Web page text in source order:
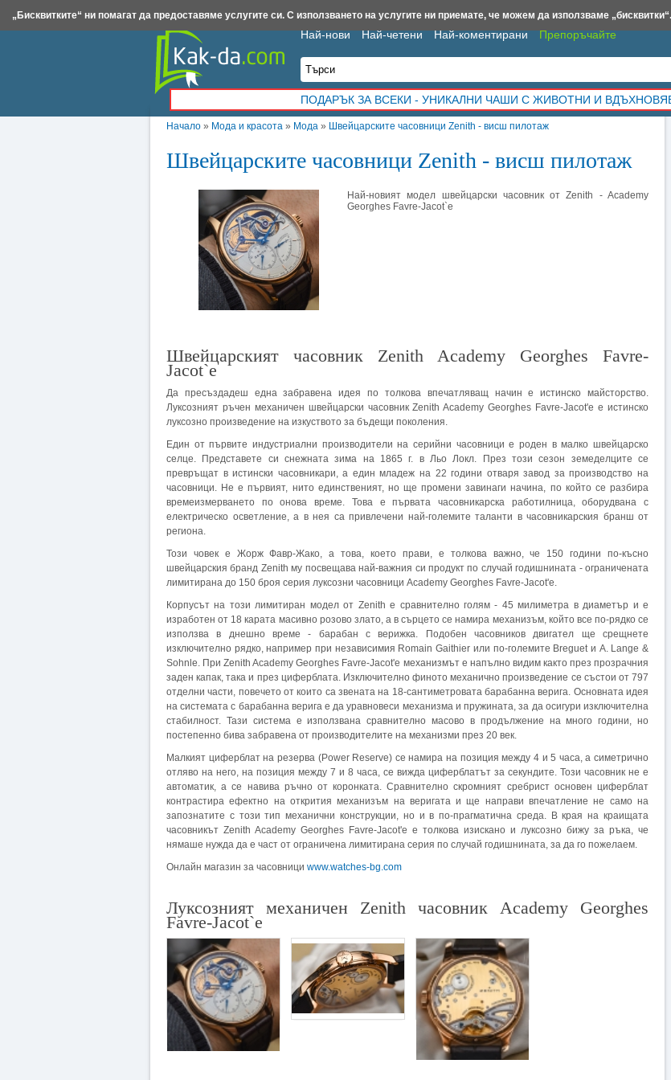
Начало » Мода и красота » Мода » Швейцарските часовници Zenith - висш пилотаж
Швейцарските часовници Zenith - висш пилотаж
Най-новият модел швейцарски часовник от Zenith - Academy
Georghes Favre-Jacot`e
Швейцарският часовник Zenith Academy Georghes Favre-
Jacot`e
Да пресъздадеш една забравена идея по толкова впечатляващ начин е истинско майсторство.
Луксозният ръчен механичен швейцарски часовник Zenith Academy Georghes Favre-Jacot'e е истинско
луксозно произведение на изкуството за бъдещи поколения.
Един от първите индустриални производители на серийни часовници е роден в малко швейцарско
селце. Представете си снежната зима на 1865 г. в Льо Локл. През този сезон земеделците се
превръщат в истински часовникари, а един младеж на 22 години отваря завод за производство на
часовници. Не е първият, нито единственият, но ще промени завинаги начина, по който се разбира
времеизмерването по онова време. Това е първата часовникарска работилница, оборудвана с
електрическо осветление, а в нея са привлечени най-големите таланти в часовникарския бранш от
региона.
Този човек е Жорж Фавр-Жако, а това, което прави, е толкова важно, че 150 години по-късно
швейцарския бранд Zenith му посвещава най-важния си продукт по случай годишнината - ограничената
лимитирана до 150 броя серия луксозни часовници Academy Georghes Favre-Jacot'e.
Корпусът на този лимитиран модел от Zenith е сравнително голям - 45 милиметра в диаметър и е
изработен от 18 карата масивно розово злато, а в сърцето се намира механизъм, който все по-рядко се
използва в днешно време - барабан с верижка. Подобен часовников двигател ще срещнете
изключително рядко, например при независимия Romain Gaithier или по-големите Breguet и A. Lange &
Sohnle. При Zenith Academy Georghes Favre-Jacot'e механизмът е напълно видим както през прозрачния
заден капак, така и през циферблата. Изключително финото механично произведение се състои от 797
отделни части, повечето от които са звената на 18-сантиметровата барабанна верига. Основната идея
на системата с барабанна верига е да уравновеси механизма и пружината, за да осигури изключителна
стабилност. Тази система е използвана сравнително масово в продължение на много години, но
постепенно бива забравена от производителите на механизми през 20 век.
Малкият циферблат на резерва (Power Reserve) се намира на позиция между 4 и 5 часа, а симетрично
отляво на него, на позиция между 7 и 8 часа, се вижда циферблатът за секундите. Този часовник не е
автоматик, а се навива ръчно от коронката. Сравнително скромният сребрист основен циферблат
контрастира ефектно на открития механизъм на веригата и ще направи впечатление не само на
запознатите с този тип механични конструкции, но и в по-прагматична среда. В края на краищата
часовникът Zenith Academy Georghes Favre-Jacot'e е толкова изискано и луксозно бижу за ръка, че
нямаше нужда да е част от ограничена лимитирана серия по случай годишнината, за да го пожелаем.
Онлайн магазин за часовници www.watches-bg.com
Луксозният механичен Zenith часовник Academy Georghes
Favre-Jacot`e
Най-нови Най-четени Най-коментирани Препоръчайте
ПОДАРЪК ЗА ВСЕКИ - УНИКАЛНИ ЧАШИ С ЖИВОТНИ И
Insert.bg Framar.bg Kak-da.com Iztochnik.com BauBau.bg NewAge.bg
„Бисквитките“ ни помагат да предоставяме услугите си. С използването на услугите ни приемате, че можем да използваме „бисквитки“.